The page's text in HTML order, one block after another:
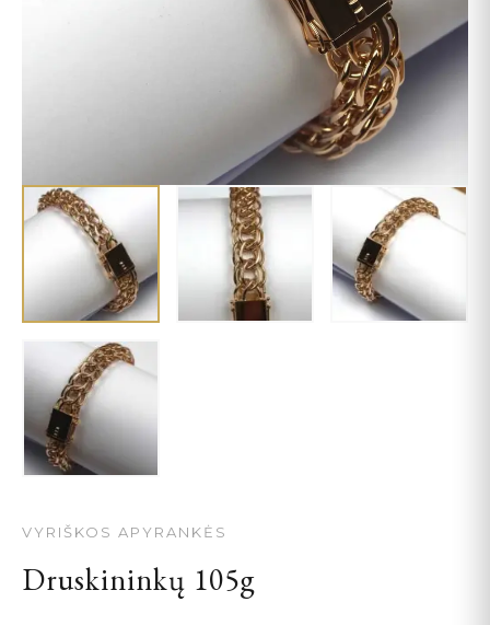
VYRIŠKOS APYRANKĖS
Druskininkų 105g